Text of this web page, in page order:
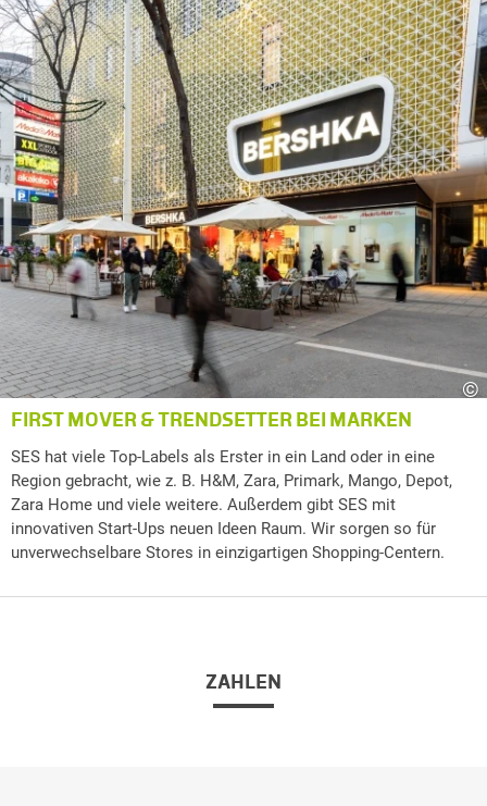
©
FIRST MOVER & TRENDSETTER BEI MARKEN
SES hat viele Top-Labels als Erster in ein Land oder in eine
Region gebracht, wie z. B. H&M, Zara, Primark, Mango, Depot,
Zara Home und viele weitere. Außerdem gibt SES mit
innovativen Start-Ups neuen Ideen Raum. Wir sorgen so für
unverwechselbare Stores in einzigartigen Shopping-Centern.
ZAHLEN